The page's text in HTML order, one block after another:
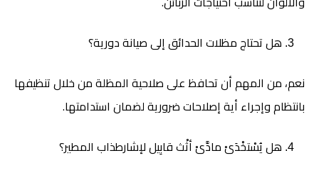
هل تحتاج مظلات الحدائق إلى صيانة دورية؟
نعم، من المهم أن تحافظ على صلاحية المظلة من خلال تنظيفها
بانتظام وإجراء أية إصلاحات ضرورية لضمان استدامتها.
هل يُسْتخْدَىْ مادَّىْ أثْث قابِيل لإشارطذاب المطير؟